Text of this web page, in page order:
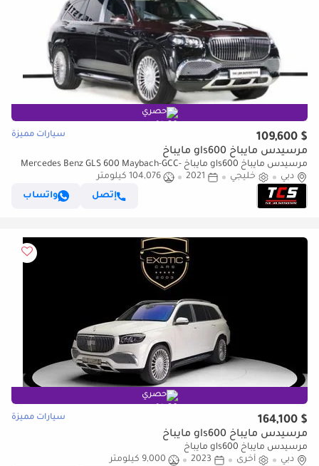
حصري
$ 109,600 سيارات مميزة
مرسيدس مايباخ gls600 مايباخ
مرسيدس مايباخ gls600 مايباخ Mercedes Benz GLS 600 Maybach-GCC-
Full Service History-VIP Seats-High Specs-Luxury SUV
دبي خليجي 2021
104,076 كيلومتر
إتصل
واتساب
حصري
$ 164,100 سيارات مميزة
مرسيدس مايباخ gls600 مايباخ
مرسيدس مايباخ gls600 مايباخ
دبي
أخرى 2023
9,000 كيلومتر